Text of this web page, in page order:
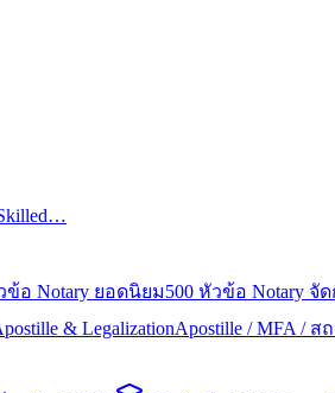
ข้อ Notary ยอดนิยม500 หัวข้อ Notary จั
& LegalizationApostille / MFA /